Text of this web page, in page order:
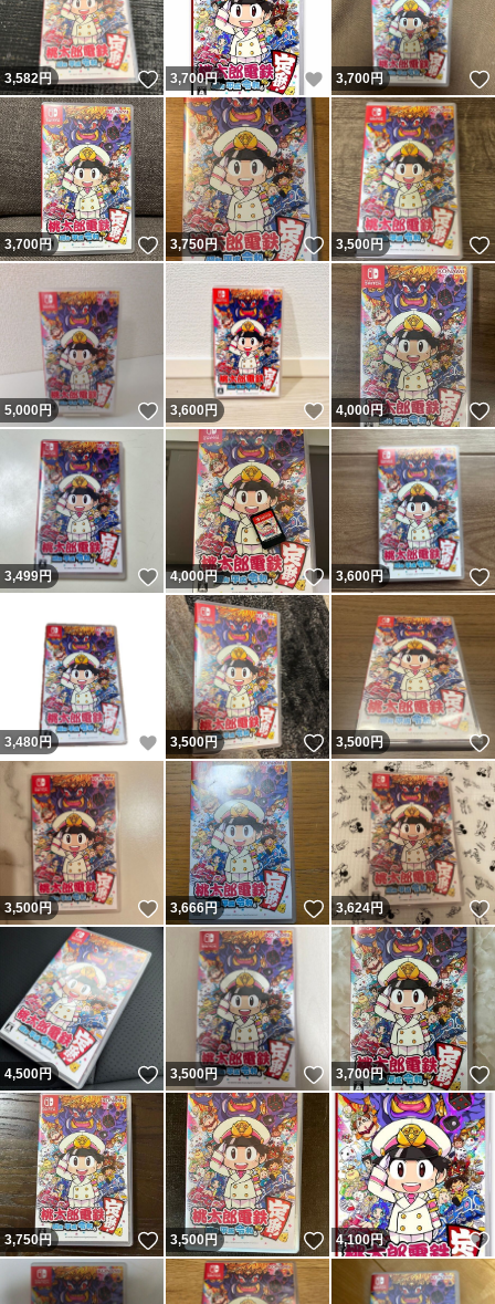
3,582円 いいね！
3,700円 いいね！
3,700円
3,700円 いいね！
3,750円 いいね！
3,500円
5,000円 いいね！
3,600円 いいね！
4,000円
3,499円 いいね！
4,000円 いいね！
3,600円
3,480円 いいね！
3,500円 いいね！
3,500円
3,500円 いいね！
3,666円 いいね！
3,624円
4,500円 いいね！
3,500円 いいね！
3,700円
3,750円 いいね！
3,500円 いいね！
4,100円